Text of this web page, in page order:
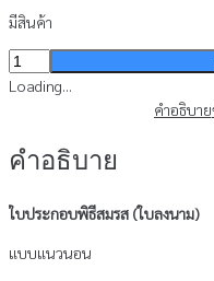
มีสินค้า
จำนวน
ใบ
สมรส
OF
#1
Loading...
คำอธิบาย
คำอธิบาย
ใบประกอบพิธีสมรส (ใบลงนาม)
แบบแนวนอน